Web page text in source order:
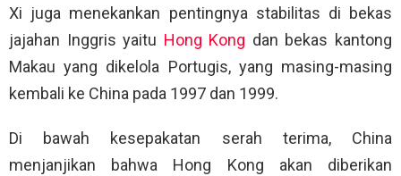
Xi juga menekankan pentingnya stabilitas di bekas
jajahan Inggris yaitu Hong Kong dan bekas kantong
Makau yang dikelola Portugis, yang masing-masing
kembali ke China pada 1997 dan 1999.
Di bawah kesepakatan serah terima, China
menjanjikan bahwa Hong Kong akan diberikan